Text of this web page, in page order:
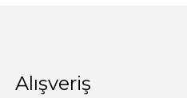
Alışveriş